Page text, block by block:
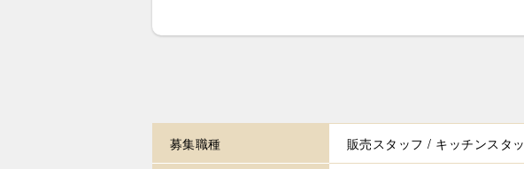
募集職種 販売スタッフ / キッチンスタ